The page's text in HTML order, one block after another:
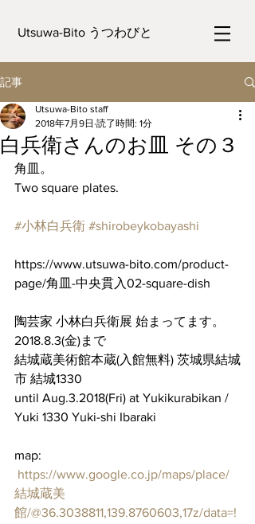
Utsuwa-Bito うつわびと
記事
白兵衛さんのお皿 その３
Utsuwa-Bito staff
2018年7月9日 読了時間: 1分
角皿。
Two square plates.
#小林白兵衛 #shirobeykobayashi
https://www.utsuwa-bito.com/product-
page/角皿-中央貫入02-square-dish
陶芸家 小林白兵衛展 始まってます。
2018.8.3(金)まで
結城蔵美術館本蔵(入館無料) 茨城県結城
市 結城1330
until Aug.3.2018(Fri) at Yukikurabikan /
Yuki 1330 Yuki-shi Ibaraki
map:
https://www.google.co.jp/maps/place/
結城蔵美
館/@36.3038811,139.8760603,17z/data=!